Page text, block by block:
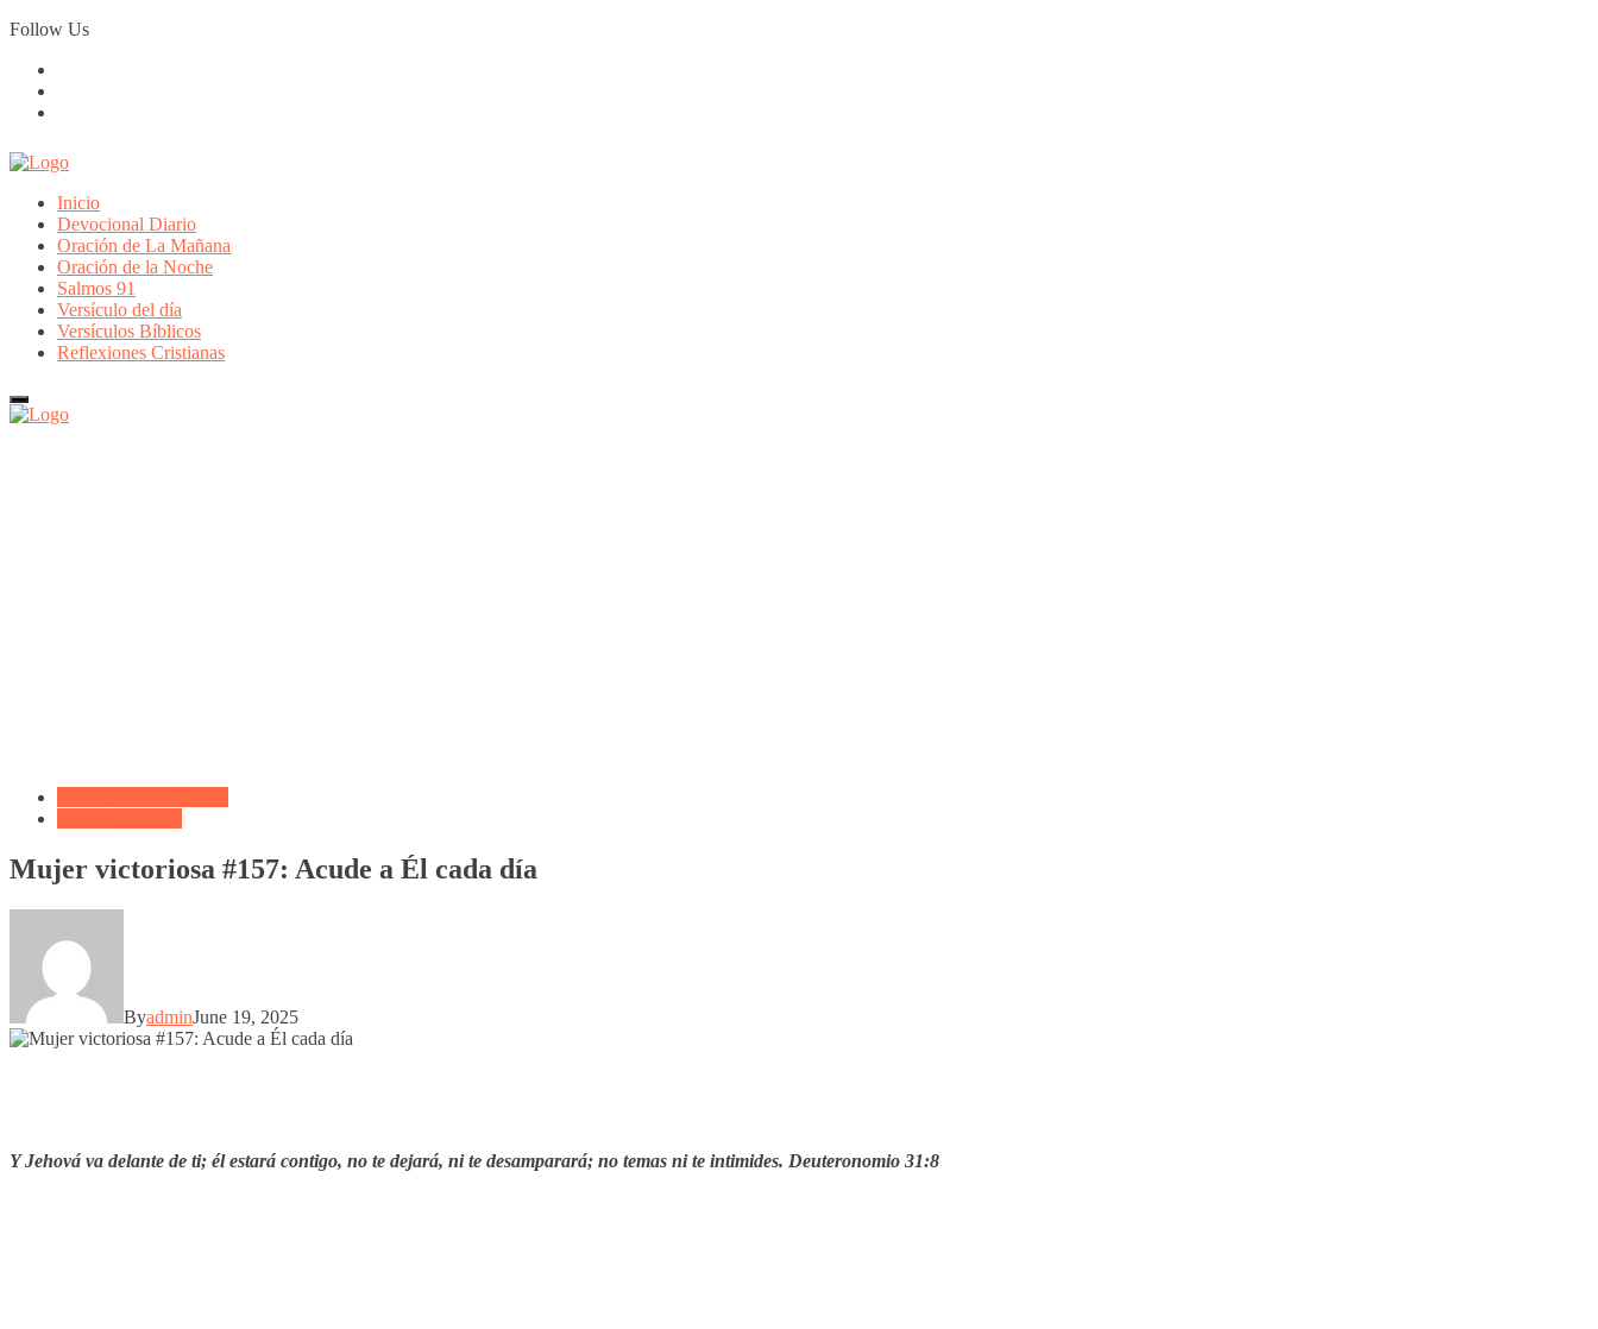
Skip
to
Follow Us
Inicio
Devocional Diario
Oración de La Mañana
Oración de la Noche
Salmos 91
Versículo del día
Versículos Bíblicos
Reflexiones Cristianas
Mujer victoriosa #157: Acude a Él cada día
ByadminJune 19, 2025
Y Jehová va delante de ti; él estará contigo, no te dejará, ni te desamparará; no temas ni te intimides. Deuteronomio 31:8